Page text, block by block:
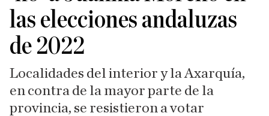
las elecciones andaluzas
de 2022
Localidades del interior y la Axarquía,
en contra de la mayor parte de la
provincia, se resistieron a votar